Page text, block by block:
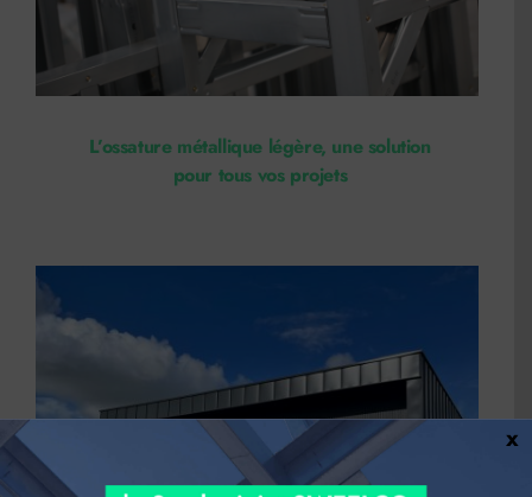
L’ossature métallique légère, une solution
pour tous vos projets
x